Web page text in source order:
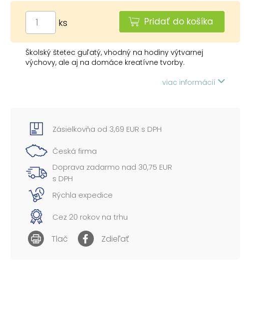
ks Pridať do košíka
Školský štetec guľatý, vhodný na hodiny výtvarnej
výchovy, ale aj na domáce kreatívne tvorby.
POUŽITIE:
Na maľbu vodovými a temperovými farbami, na
vykresľovanie rôznych plôch na papieri, na maľovanie
na kamienky.
Štetce sú uložené v papierovej škatuli po 12 ks.
Uvedená cena je za 1 ks....
viac informácií
Zásielkovňa od 3,69 EUR s DPH
Česká firma
Doprava zadarmo nad 30,75 EUR
s DPH
Rýchla expedice
Cez 20 rokov na trhu
Tlač Zdieľať